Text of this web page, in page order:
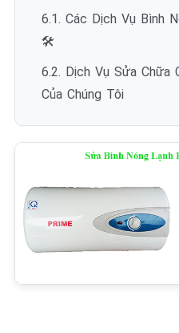
6.1. Các Dịch Vụ Bình
🛠️
6.2. Dịch Vụ Sửa Chữa
Của Chúng Tôi